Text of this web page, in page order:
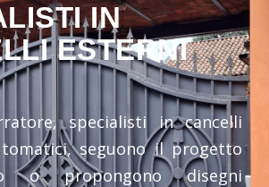
IN
ESTERNI
specialisti in cancelli
seguono il progetto
o propongono disegni